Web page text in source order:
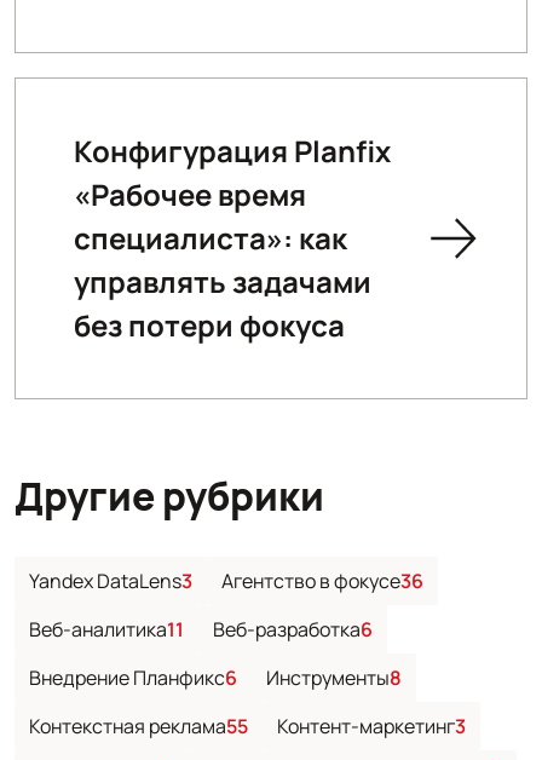
Конфигурация Planfix
«Рабочее время
специалиста»: как
управлять задачами
без потери фокуса
Другие рубрики
Yandex DataLens3 Агентство в фокусе36
Веб-аналитика11 Веб-разработка6
Внедрение Планфикс6 Инструменты8
Контекстная реклама55 Контент-маркетинг3